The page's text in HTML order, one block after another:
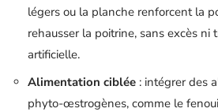
légers ou la planche renforcent la
rehausser la poitrine, sans excès ni
artificielle.
Alimentation ciblée : intégrer des
phyto-œstrogènes, comme le